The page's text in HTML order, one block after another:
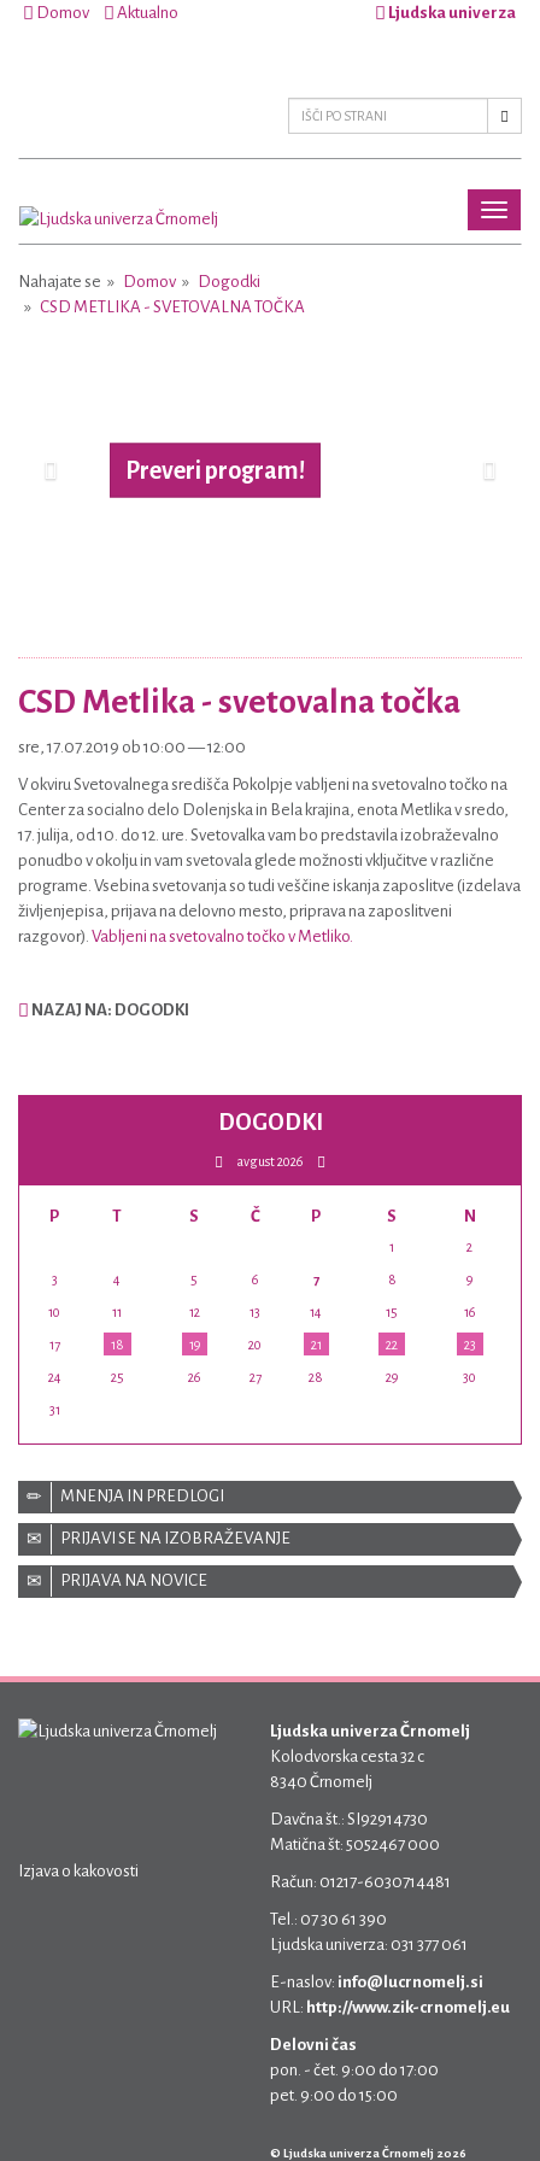
Domov Aktualno Ljudska univerza
Nahajate se Domov
Dogodki
CSD METLIKA - SVETOVALNA TOČKA
Preveri program!
CSD Metlika - svetovalna točka
sre, 17.07.2019 ob 10:00 — 12:00
V okviru Svetovalnega središča Pokolpje vabljeni na svetovalno točko na
Center za socialno delo Dolenjska in Bela krajina, enota Metlika v sredo,
17. julija, od 10. do 12. ure. Svetovalka vam bo predstavila izobraževalno
ponudbo v okolju in vam svetovala glede možnosti vključitve v različne
programe. Vsebina svetovanja so tudi veščine iskanja zaposlitve (izdelava
življenjepisa, prijava na delovno mesto, priprava na zaposlitveni
razgovor). Vabljeni na svetovalno točko v Metliko.
NAZAJ NA: DOGODKI
DOGODKI
avgust 2026
P T S Č P S N
1 2
3 4 5 6 7 8 9
10 11 12 13 14 15 16
17 18 19 20 21 22 23
24 25 26 27 28 29 30
31
MNENJA IN PREDLOGI
PRIJAVI SE NA IZOBRAŽEVANJE
PRIJAVA NA NOVICE
Izjava o kakovosti
Ljudska univerza Črnomelj
Kolodvorska cesta 32 c
8340 Črnomelj
Davčna št.: SI92914730
Matična št: 5052467 000
Račun: 01217-6030714481
Tel.: 07 30 61 390
Ljudska univerza: 031 377 061
E-naslov: info@lucrnomelj.si
URL: http://www.zik-crnomelj.eu
Delovni čas
pon. - čet. 9:00 do 17:00
pet. 9:00 do 15:00
© Ljudska univerza Črnomelj 2026